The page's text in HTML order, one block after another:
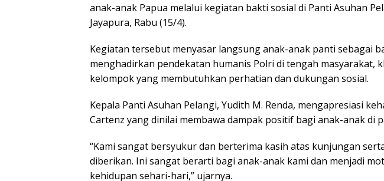
anak-anak Papua melalui kegiatan bakti sosial di Panti Asuhan
Jayapura, Rabu (15/4).
Kegiatan tersebut menyasar langsung anak-anak panti sebagai
menghadirkan pendekatan humanis Polri di tengah masyarakat,
kelompok yang membutuhkan perhatian dan dukungan sosial.
Kepala Panti Asuhan Pelangi, Yudith M. Renda, mengapresiasi
Cartenz yang dinilai membawa dampak positif bagi anak-anak di
“Kami sangat bersyukur dan berterima kasih atas kunjungan
diberikan. Ini sangat berarti bagi anak-anak kami dan menjadi
kehidupan sehari-hari,” ujarnya.